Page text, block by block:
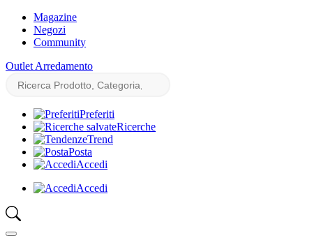
Magazine
Negozi
Community
Outlet Arredamento
Preferiti
Ricerche
Trend
Posta
Accedi
Accedi